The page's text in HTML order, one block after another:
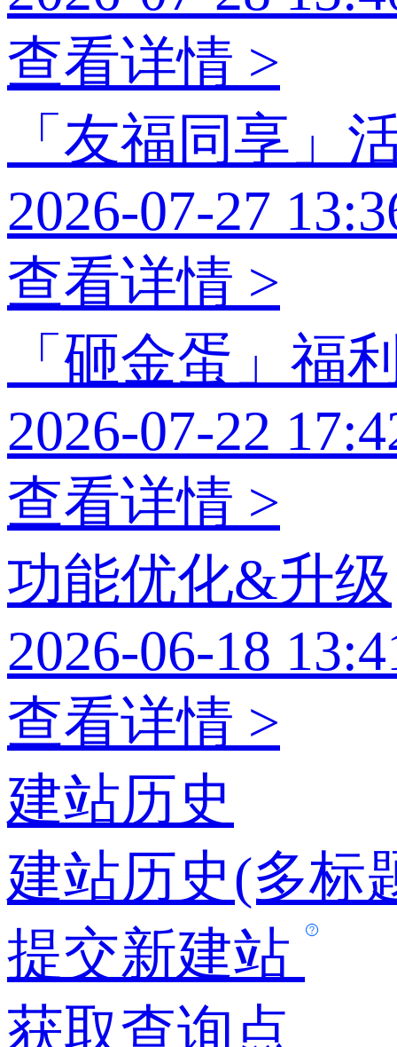
查看详情 >
「友福同享」
2026-07-27
查看详情 >
「砸金蛋」福
2026-07-22
查看详情 >
功能优化&升级
2026-06-18
查看详情 >
建站历史
建站历史(多标
提交新建站
获取查询点